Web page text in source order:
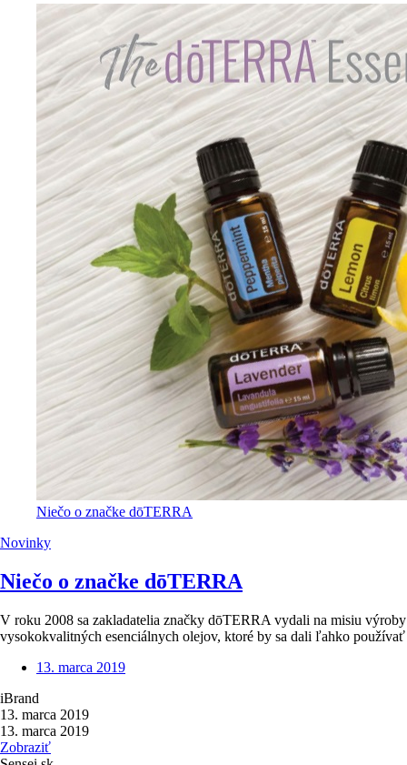
Niečo o značke dōTERRA
Novinky
Niečo o značke dōTERRA
V roku 2008 sa zakladatelia značky dōTERRA vydali na misiu
vysokokvalitných esenciálnych olejov, ktoré by sa dali ľahko
13. marca 2019
iBrand
13. marca 2019
13. marca 2019
Zobraziť